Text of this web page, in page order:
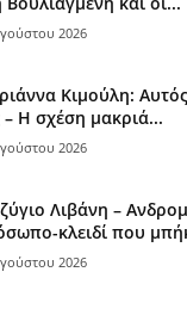
2026
Κιμούλη:
– Η σχέση μακριά...
2026
Λιβάνη –
κλειδί που
2026